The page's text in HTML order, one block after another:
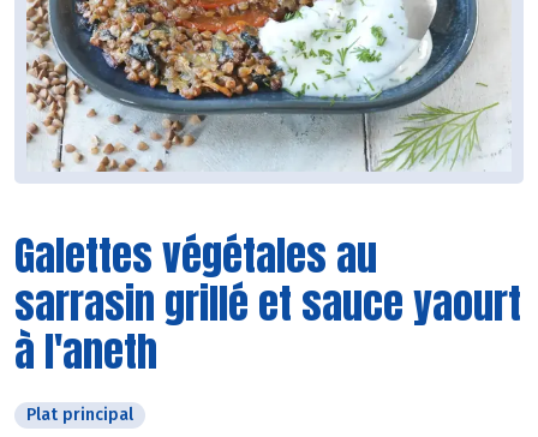
Galettes végétales au
sarrasin grillé et sauce yaourt
à l'aneth
Plat principal